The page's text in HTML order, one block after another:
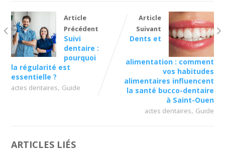
Article
Précédent
Suivi
dentaire :
pourquoi
la régularité est
essentielle ?
actes dentaires, Guide
Article
Suivant
Dents et
alimentation : comment
vos habitudes
alimentaires influencent
la santé bucco-dentaire
à Saint-Ouen
actes dentaires, Guide
ARTICLES LIÉS